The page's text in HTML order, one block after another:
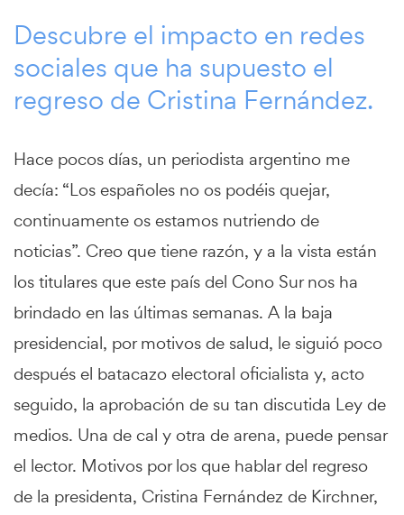
Descubre el impacto en redes
sociales que ha supuesto el
regreso de Cristina Fernández.
Hace pocos días, un periodista argentino me
decía: “Los españoles no os podéis quejar,
continuamente os estamos nutriendo de
noticias”. Creo que tiene razón, y a la vista están
los titulares que este país del Cono Sur nos ha
brindado en las últimas semanas. A la baja
presidencial, por motivos de salud, le siguió poco
después el batacazo electoral oficialista y, acto
seguido, la aprobación de su tan discutida Ley de
medios. Una de cal y otra de arena, puede pensar
el lector. Motivos por los que hablar del regreso
de la presidenta, Cristina Fernández de Kirchner,